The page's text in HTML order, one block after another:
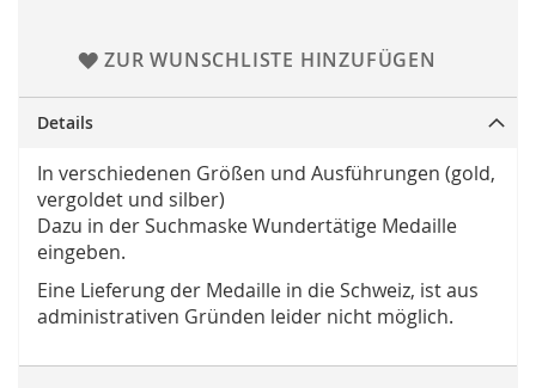
ZUR WUNSCHLISTE HINZUFÜGEN
Details
In verschiedenen Größen und Ausführungen (gold,
vergoldet und silber)
Dazu in der Suchmaske Wundertätige Medaille
eingeben.
Eine Lieferung der Medaille in die Schweiz, ist aus
administrativen Gründen leider nicht möglich.